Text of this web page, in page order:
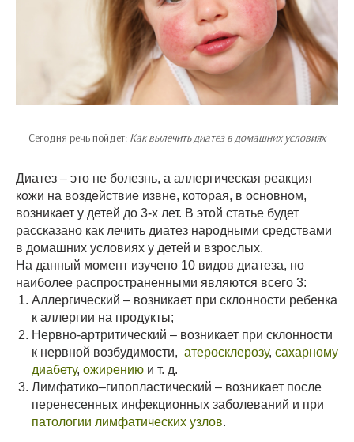
Сегодня речь пойдет: Как вылечить диатез в домашних условиях
Диатез – это не болезнь, а аллергическая реакция
кожи на воздействие извне, которая, в основном,
возникает у детей до 3-х лет. В этой статье будет
рассказано как лечить диатез народными средствами
в домашних условиях у детей и взрослых.
На данный момент изучено 10 видов диатеза, но
наиболее распространенными являются всего 3:
Аллергический – возникает при склонности ребенка
к аллергии на продукты;
Нервно-артритический – возникает при склонности
к нервной возбудимости, атеросклерозу, сахарному
диабету, ожирению и т. д.
Лимфатико–гипопластический – возникает после
перенесенных инфекционных заболеваний и при
патологии лимфатических узлов.